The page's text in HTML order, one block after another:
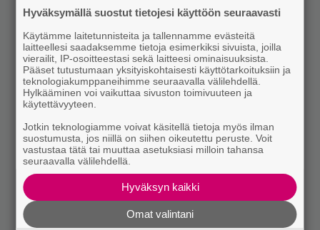
Hyväksymällä suostut tietojesi käyttöön seuraavasti
Käytämme laitetunnisteita ja tallennamme evästeitä
laitteellesi saadaksemme tietoja esimerkiksi sivuista, joilla
vierailit, IP-osoitteestasi sekä laitteesi ominaisuuksista.
Pääset tutustumaan yksityiskohtaisesti käyttötarkoituksiin ja
teknologiakumppaneihimme seuraavalla välilehdellä.
Hylkääminen voi vaikuttaa sivuston toimivuuteen ja
käytettävyyteen.
Jotkin teknologiamme voivat käsitellä tietoja myös ilman
suostumusta, jos niillä on siihen oikeutettu peruste. Voit
vastustaa tätä tai muuttaa asetuksiasi milloin tahansa
seuraavalla välilehdellä.
Hyväksyn kaikki
Omat valintani